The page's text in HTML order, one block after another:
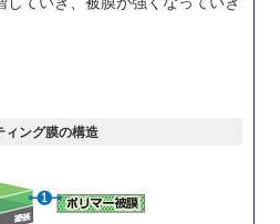
ィング膜の構造